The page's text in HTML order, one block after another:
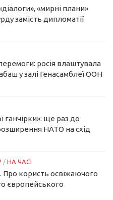
«мирні плани»
замість дипломатії
росія влаштувала
у залі Генасамблеї ООН
ганчірки»: ще раз до
НАТО на схід
/ НА ЧАСІ
користь освіжаючого
європейського